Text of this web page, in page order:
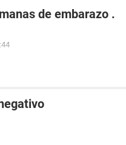
de embarazo .